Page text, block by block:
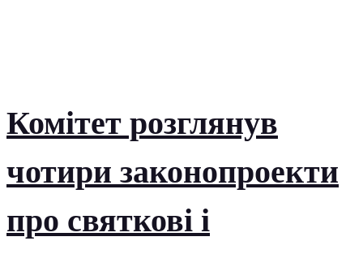
Комітет розглянув
чотири законопроекти
про святкові і